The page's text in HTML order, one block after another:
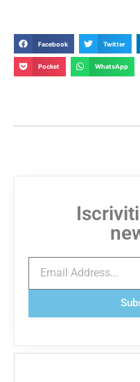
Facebook Twitter
Pocket WhatsApp